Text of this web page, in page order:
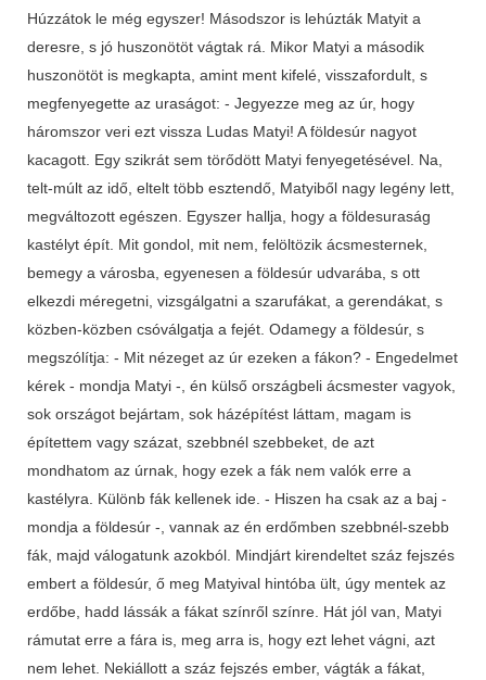
Húzzátok le még egyszer! Másodszor is lehúzták Matyit a
deresre, s jó huszonötöt vágtak rá. Mikor Matyi a második
huszonötöt is megkapta, amint ment kifelé, visszafordult, s
megfenyegette az uraságot: - Jegyezze meg az úr, hogy
háromszor veri ezt vissza Ludas Matyi! A földesúr nagyot
kacagott. Egy szikrát sem törődött Matyi fenyegetésével. Na,
telt-múlt az idő, eltelt több esztendő, Matyiből nagy legény lett,
megváltozott egészen. Egyszer hallja, hogy a földesuraság
kastélyt épít. Mit gondol, mit nem, felöltözik ácsmesternek,
bemegy a városba, egyenesen a földesúr udvarába, s ott
elkezdi méregetni, vizsgálgatni a szarufákat, a gerendákat, s
közben-közben csóválgatja a fejét. Odamegy a földesúr, s
megszólítja: - Mit nézeget az úr ezeken a fákon? - Engedelmet
kérek - mondja Matyi -, én külső országbeli ácsmester vagyok,
sok országot bejártam, sok házépítést láttam, magam is
építettem vagy százat, szebbnél szebbeket, de azt
mondhatom az úrnak, hogy ezek a fák nem valók erre a
kastélyra. Különb fák kellenek ide. - Hiszen ha csak az a baj -
mondja a földesúr -, vannak az én erdőmben szebbnél-szebb
fák, majd válogatunk azokból. Mindjárt kirendeltet száz fejszés
embert a földesúr, ő meg Matyival hintóba ült, úgy mentek az
erdőbe, hadd lássák a fákat színről színre. Hát jól van, Matyi
rámutat erre a fára is, meg arra is, hogy ezt lehet vágni, azt
nem lehet. Nekiállott a száz fejszés ember, vágták a fákat,